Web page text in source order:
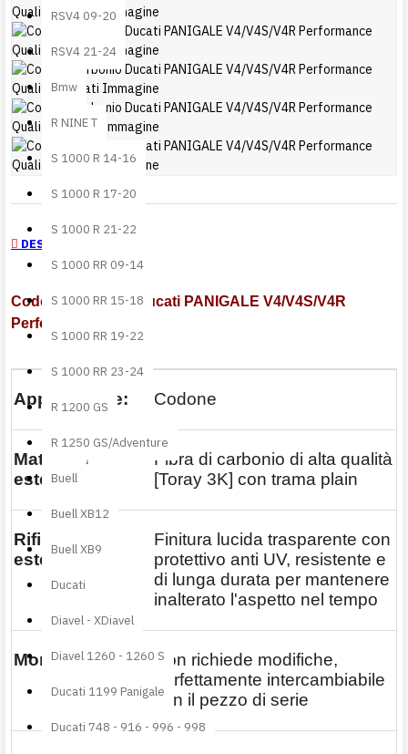
RSV4 09-20
RSV4 21-24
Bmw
R NINE T
S 1000 R 14-16
S 1000 R 17-20
S 1000 R 21-22
S 1000 RR 09-14
S 1000 RR 15-18
S 1000 RR 19-22
S 1000 RR 23-24
R 1200 GS
R 1250 GS/Adventure
Buell
Buell XB12
Buell XB9
Ducati
Diavel - XDiavel
Diavel 1260 - 1260 S
Ducati 1199 Panigale
Ducati 748 - 916 - 996 - 998
DESCRIZIONE
Codone carbonio Ducati PANIGALE V4/V4S/V4R
Performance Quality
Applicazione: Codone
Materiale
esterno:
Fibra di carbonio di alta qualità
[Toray 3K] con trama plain
Rifinitura
esterna:
Finitura lucida trasparente con
protettivo anti UV, resistente e
di lunga durata per mantenere
inalterato l'aspetto nel tempo
Montaggio:
Non richiede modifiche,
perfettamente intercambiabile
con il pezzo di serie